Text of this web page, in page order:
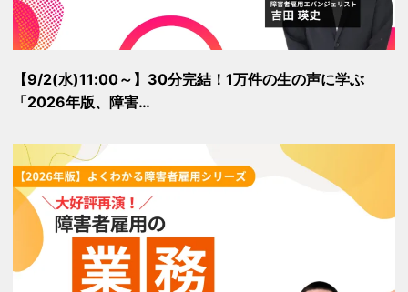
【9/2(水)11:00～】30分完結！1万件の生の声に学ぶ
「2026年版、障害…